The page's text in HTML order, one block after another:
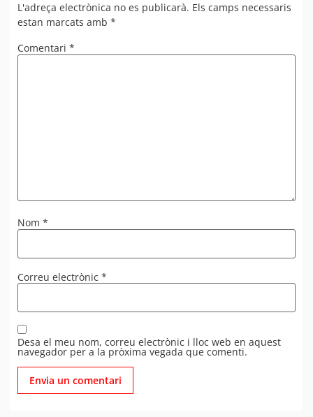
L'adreça electrònica no es publicarà. Els camps necessaris
estan marcats amb *
Comentari *
Nom *
Correu electrònic *
Desa el meu nom, correu electrònic i lloc web en aquest
navegador per a la pròxima vegada que comenti.